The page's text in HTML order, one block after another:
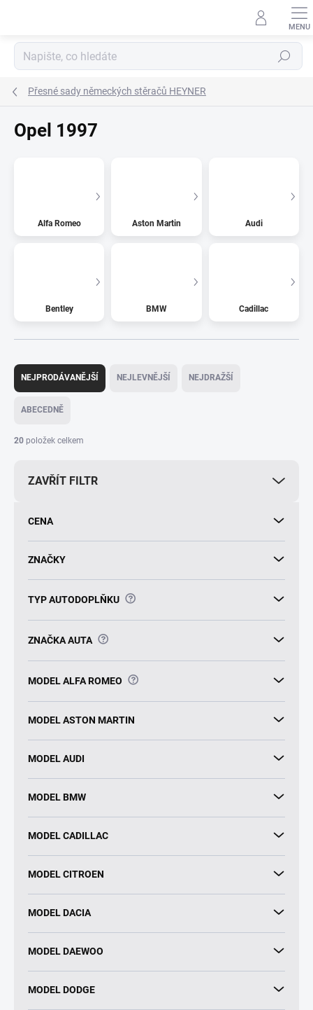
Hledat
Přesné sady německých stěračů HEYNER
Opel 1997
Alfa Romeo Aston Martin Audi
Bentley BMW Cadillac
Ř
z
í
NEJPRODÁVANĚJŠÍ NEJLEVNĚJŠÍ NEJDRAŽŠÍ
ABECEDNĚ
20 položek celkem
ZAVŘÍT FILTR
CENA
ZNAČKY
TYP AUTODOPLŇKU ?
ZNAČKA AUTA ?
MODEL ALFA ROMEO ?
MODEL ASTON MARTIN
MODEL AUDI
MODEL BMW
MODEL CADILLAC
MODEL CITROEN
MODEL DACIA
MODEL DAEWOO
MODEL DODGE